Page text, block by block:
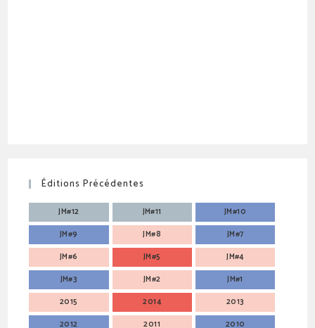
Éditions Précédentes
JM#12 JM#11
JM#10
JM#9
JM#8
JM#7
JM#6
JM#5
JM#4
JM#3
JM#2
JM#1
2015
2014
2013
2012
2011
2010